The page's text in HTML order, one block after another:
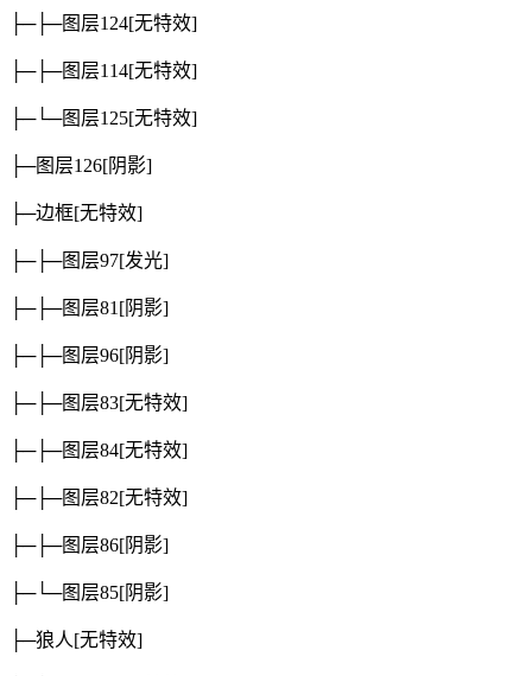
├─├─图层124[无特效]
├─├─图层114[无特效]
├─└─图层125[无特效]
├─图层126[阴影]
├─边框[无特效]
├─├─图层97[发光]
├─├─图层81[阴影]
├─├─图层96[阴影]
├─├─图层83[无特效]
├─├─图层84[无特效]
├─├─图层82[无特效]
├─├─图层86[阴影]
├─└─图层85[阴影]
├─狼人[无特效]